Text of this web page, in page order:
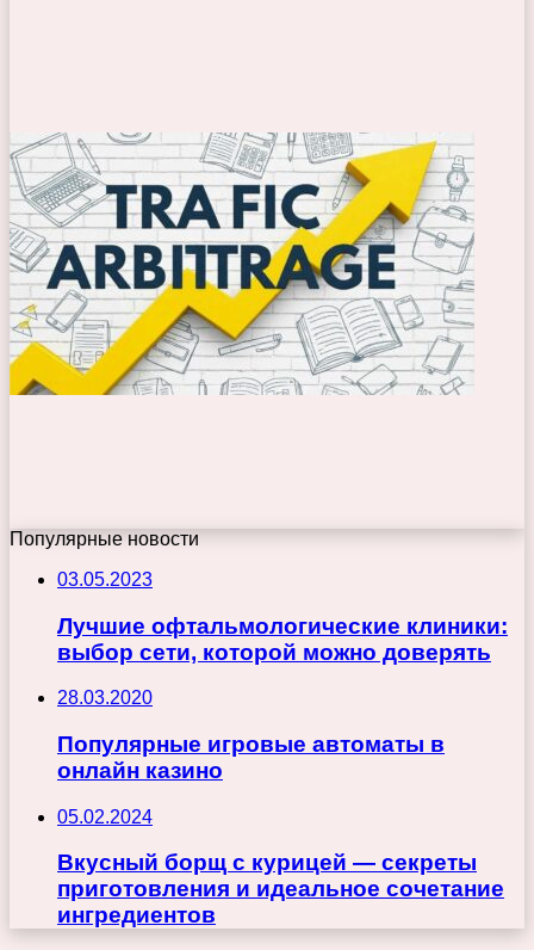
Популярные новости
03.05.2023
Лучшие офтальмологические клиники:
выбор сети, которой можно доверять
28.03.2020
Популярные игровые автоматы в
онлайн казино
05.02.2024
Вкусный борщ с курицей — секреты
приготовления и идеальное сочетание
ингредиентов